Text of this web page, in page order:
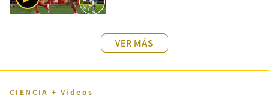
VER MÁS
CIENCIA + Videos